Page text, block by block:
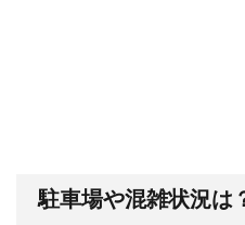
駐車場や混雑状況は